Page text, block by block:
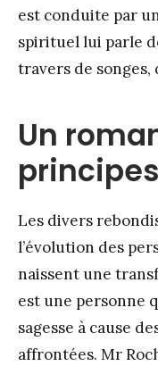
est conduite par
spirituel lui parle
travers de
Un
Les divers
l’évolution des
naissent une
est une personne
sagesse à cause
affrontées. Mr